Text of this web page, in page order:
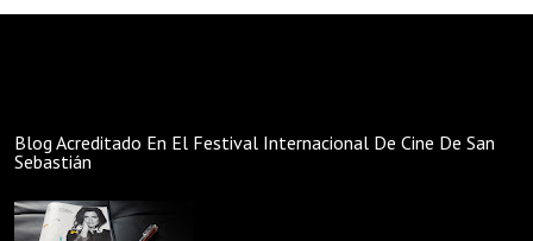
Blog Acreditado En El Festival Internacional De Cine De San
Sebastián